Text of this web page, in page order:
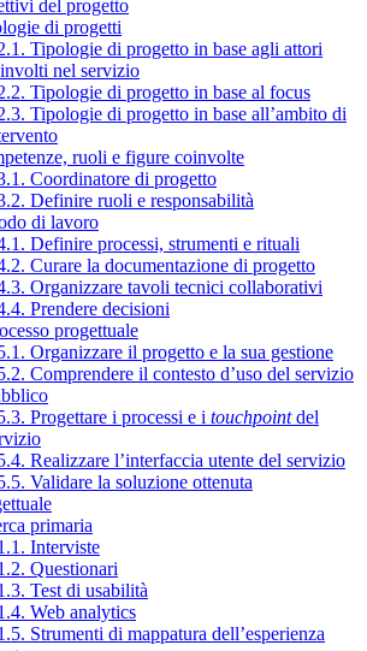
del progetto
di progetti
Tipologie di progetto in base agli attori
nel servizio
Tipologie di progetto in base al focus
Tipologie di progetto in base all’ambito di
ruoli e figure coinvolte
Coordinatore di progetto
Definire ruoli e responsabilità
di lavoro
Definire processi, strumenti e rituali
Curare la documentazione di progetto
Organizzare tavoli tecnici collaborativi
Prendere decisioni
progettuale
Organizzare il progetto e la sua gestione
Comprendere il contesto d’uso del servizio
Progettare i processi e i touchpointdel
Realizzare l’interfaccia utente del servizio
Validare la soluzione ottenuta
primaria
Interviste
Questionari
Test di usabilità
Web analytics
Strumenti di mappatura dell’esperienza